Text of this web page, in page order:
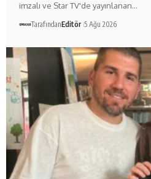
imzalı ve Star TV'de yayınlanan…
TarafındanEditör 5 Ağu 2026